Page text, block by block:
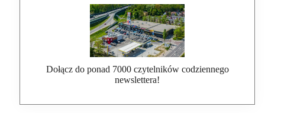
Dołącz do ponad 7000 czytelników codziennego
newslettera!